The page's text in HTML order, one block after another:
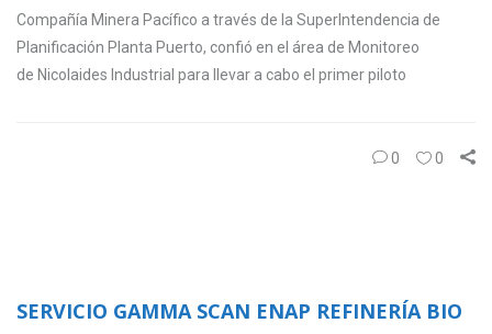
Compañía Minera Pacífico a través de la SuperIntendencia de
Planificación Planta Puerto, confió en el área de Monitoreo
de Nicolaides Industrial para llevar a cabo el primer piloto
0 0
SERVICIO GAMMA SCAN ENAP REFINERÍA BIO